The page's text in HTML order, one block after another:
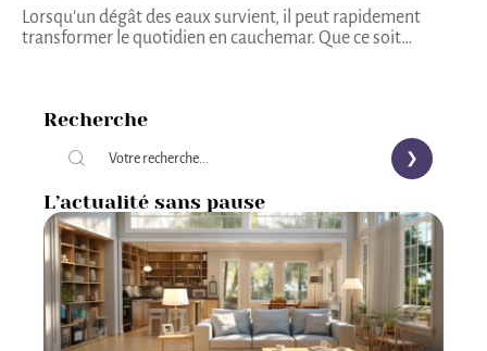
Lorsqu'un dégât des eaux survient, il peut rapidement
transformer le quotidien en cauchemar. Que ce soit…
Recherche
L’actualité sans pause